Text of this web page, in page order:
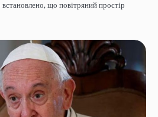
що повітряний простір